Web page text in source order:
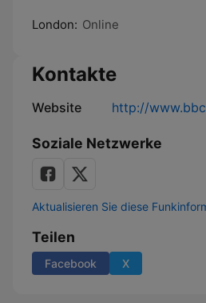
London: Online
Kontakte
Website http://
Soziale Netzwerke
Aktualisieren Sie diese
Teilen
Facebook X